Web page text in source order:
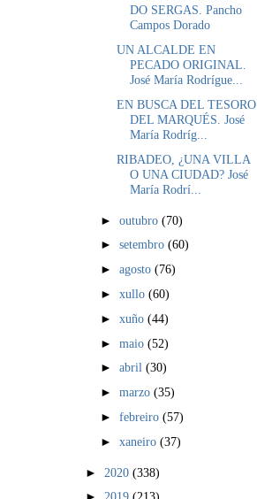
DO SERGAS. Pancho
Campos Dorado
UN ALCALDE EN
PECADO ORIGINAL.
José María Rodrígue...
EN BUSCA DEL TESORO
DEL MARQUÉS. José
María Rodríg...
RIBADEO, ¿UNA VILLA
O UNA CIUDAD? José
María Rodrí...
►outubro(70)
►setembro(60)
►agosto(76)
►xullo(60)
►xuño(44)
►maio(52)
►abril(30)
►marzo(35)
►febreiro(57)
►xaneiro(37)
► 2020 (338)